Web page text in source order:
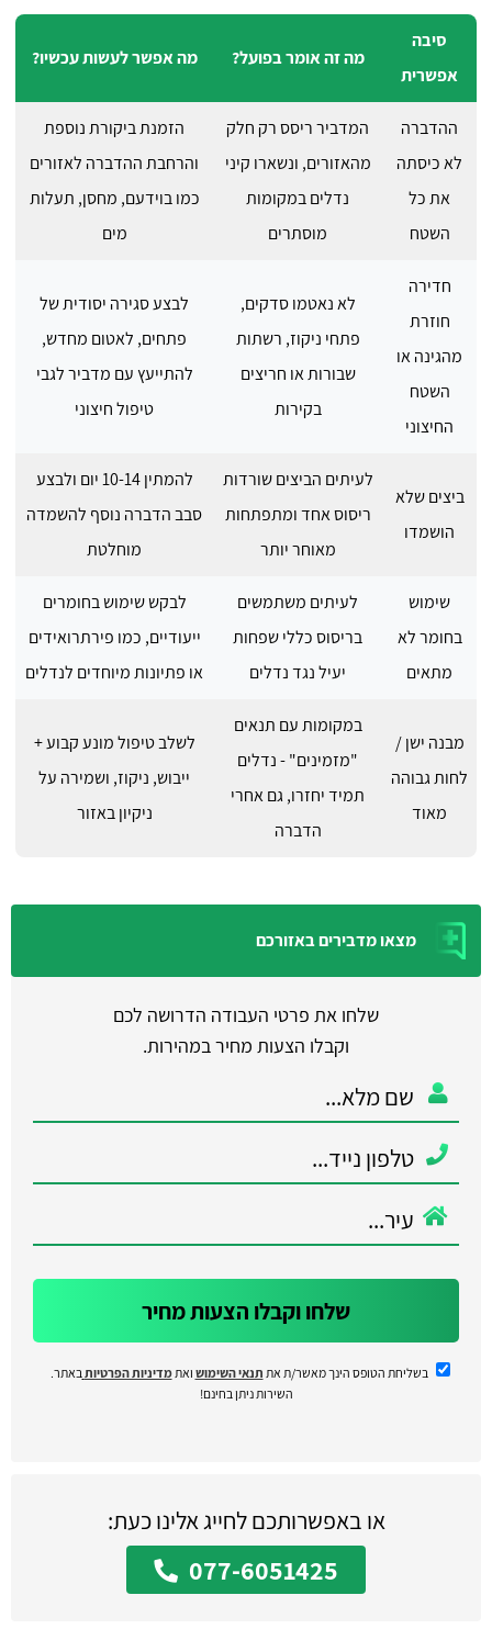
סיבה
אפשרית
מה זה אומר בפועל? מה אפשר לעשות עכשיו?
ההדברה
לא כיסתה
את כל
השטח
המדביר ריסס רק חלק
מהאזורים, ונשארו קיני
נדלים במקומות
מוסתרים
הזמנת ביקורת נוספת
והרחבת ההדברה לאזורים
כמו בוידעם, מחסן, תעלות
מים
חדירה
חוזרת
מהגינה או
השטח
החיצוני
לא נאטמו סדקים,
פתחי ניקוז, רשתות
שבורות או חריצים
בקירות
לבצע סגירה יסודית של
פתחים, לאטום מחדש,
להתייעץ עם מדביר לגבי
טיפול חיצוני
ביצים שלא
הושמדו
לעיתים הביצים שורדות
ריסוס אחד ומתפתחות
מאוחר יותר
להמתין 10-14 יום ולבצע
סבב הדברה נוסף להשמדה
מוחלטת
שימוש
בחומר לא
מתאים
לעיתים משתמשים
בריסוס כללי שפחות
יעיל נגד נדלים
לבקש שימוש בחומרים
ייעודיים, כמו פירתרואידים
או פתיונות מיוחדים לנדלים
מבנה ישן /
לחות גבוהה
מאוד
במקומות עם תנאים
"מזמינים" - נדלים
תמיד יחזרו, גם אחרי
הדברה
לשלב טיפול מונע קבוע +
ייבוש, ניקוז, ושמירה על
ניקיון באזור
מצאו מדבירים באזורכם
שלחו את פרטי העבודה הדרושה לכם
וקבלו הצעות מחיר במהירות.
שלחו וקבלו הצעות מחיר
בשליחת הטופס הינך מאשר/ת את תנאי השימוש ואתמדיניות הפרטיותבאתר.
השירות ניתן בחינם!
או באפשרותכם לחייג אלינו כעת:
077-6051425